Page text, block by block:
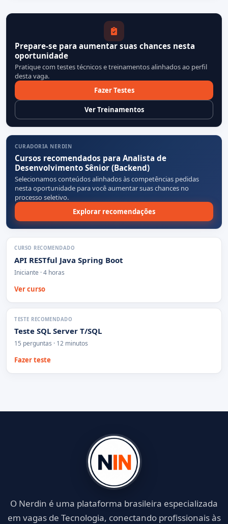
Prepare-se para aumentar suas chances nesta
oportunidade
Pratique com testes técnicos e treinamentos alinhados ao perfil
desta vaga.
Fazer Testes
Ver Treinamentos
CURADORIA NERDIN
Cursos recomendados para Analista de
Desenvolvimento Sênior (Backend)
Selecionamos conteúdos alinhados às competências pedidas
nesta oportunidade para você aumentar suas chances no
processo seletivo.
Explorar recomendações
CURSO RECOMENDADO
API RESTful Java Spring Boot
Iniciante · 4 horas
Ver curso
TESTE RECOMENDADO
Teste SQL Server T/SQL
15 perguntas · 12 minutos
Fazer teste
O Nerdin é uma plataforma brasileira especializada
em vagas de Tecnologia, conectando profissionais às